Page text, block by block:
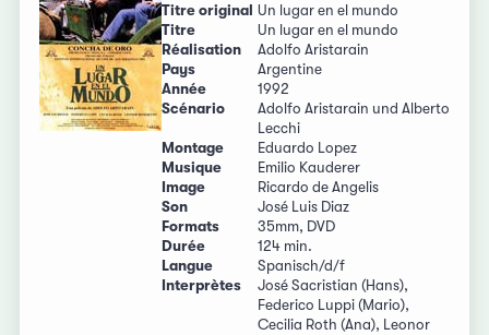
Titre original Un lugar en el mundo
Titre
Un lugar en el mundo
Réalisation
Adolfo Aristarain
Pays
Argentine
Année
1992
Scénario
Adolfo Aristarain und Alberto
Lecchi
Montage
Eduardo Lopez
Musique
Emilio Kauderer
Image
Ricardo de Angelis
Son
José Luis Diaz
Formats
35mm, DVD
Durée
124 min.
Langue
Spanisch/d/f
Interprètes
José Sacristian (Hans),
Federico Luppi (Mario),
Cecilia Roth (Ana), Leonor